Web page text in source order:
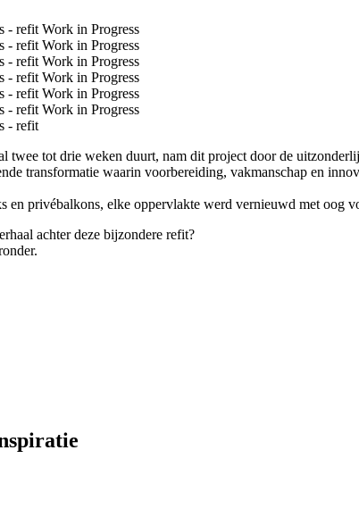
twee tot drie weken duurt, nam dit project door de
transformatie waarin voorbereiding, vakmanschap en
en privébalkons, elke oppervlakte werd vernieuwd met oog
achter deze bijzondere refit?